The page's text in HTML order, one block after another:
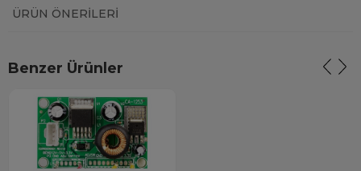
ÜRÜN ÖNERILERI
Benzer Ürünler